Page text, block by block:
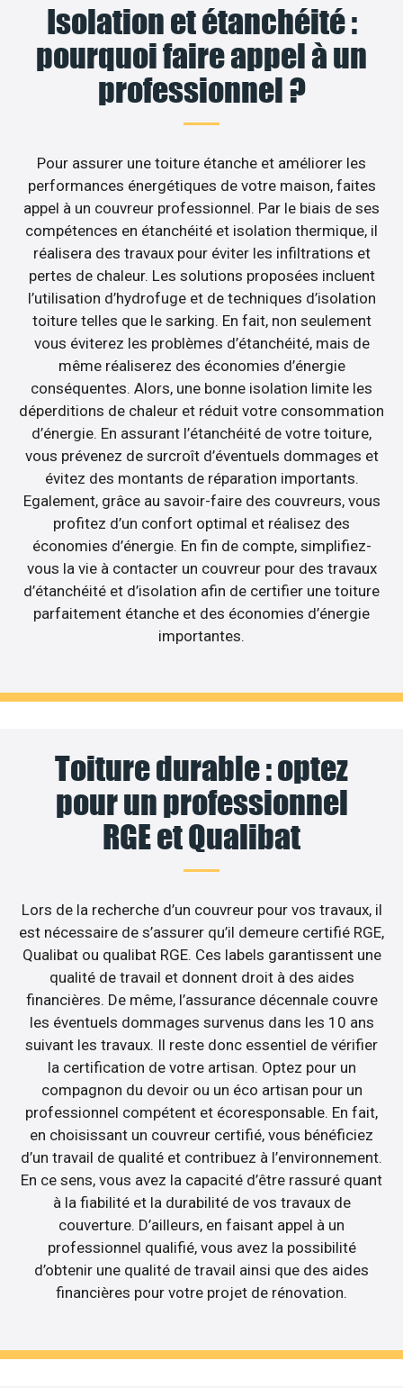
Isolation et étanchéité :
pourquoi faire appel à un
professionnel ?
Pour assurer une toiture étanche et améliorer les
performances énergétiques de votre maison, faites
appel à un couvreur professionnel. Par le biais de ses
compétences en étanchéité et isolation thermique, il
réalisera des travaux pour éviter les infiltrations et
pertes de chaleur. Les solutions proposées incluent
l’utilisation d’hydrofuge et de techniques d’isolation
toiture telles que le sarking. En fait, non seulement
vous éviterez les problèmes d’étanchéité, mais de
même réaliserez des économies d’énergie
conséquentes. Alors, une bonne isolation limite les
déperditions de chaleur et réduit votre consommation
d’énergie. En assurant l’étanchéité de votre toiture,
vous prévenez de surcroît d’éventuels dommages et
évitez des montants de réparation importants.
Egalement, grâce au savoir-faire des couvreurs, vous
profitez d’un confort optimal et réalisez des
économies d’énergie. En fin de compte, simplifiez-
vous la vie à contacter un couvreur pour des travaux
d’étanchéité et d’isolation afin de certifier une toiture
parfaitement étanche et des économies d’énergie
importantes.
Toiture durable : optez
pour un professionnel
RGE et Qualibat
Lors de la recherche d’un couvreur pour vos travaux, il
est nécessaire de s’assurer qu’il demeure certifié RGE,
Qualibat ou qualibat RGE. Ces labels garantissent une
qualité de travail et donnent droit à des aides
financières. De même, l’assurance décennale couvre
les éventuels dommages survenus dans les 10 ans
suivant les travaux. Il reste donc essentiel de vérifier
la certification de votre artisan. Optez pour un
compagnon du devoir ou un éco artisan pour un
professionnel compétent et écoresponsable. En fait,
en choisissant un couvreur certifié, vous bénéficiez
d’un travail de qualité et contribuez à l’environnement.
En ce sens, vous avez la capacité d’être rassuré quant
à la fiabilité et la durabilité de vos travaux de
couverture. D’ailleurs, en faisant appel à un
professionnel qualifié, vous avez la possibilité
d’obtenir une qualité de travail ainsi que des aides
financières pour votre projet de rénovation.